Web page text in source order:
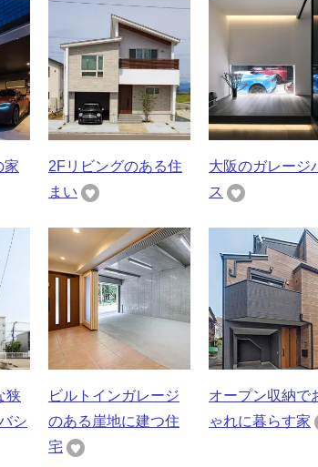
家
2Fリビングのある住
まい
大阪のガレージ
ス
狭
シ
ビルトインガレージ
のある崖地に建つ住
宅
オープン収納で
ゃれに暮らす家